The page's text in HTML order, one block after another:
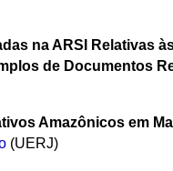
na ARSI Relativas
de Documentos
Amazônicos em
(UERJ)